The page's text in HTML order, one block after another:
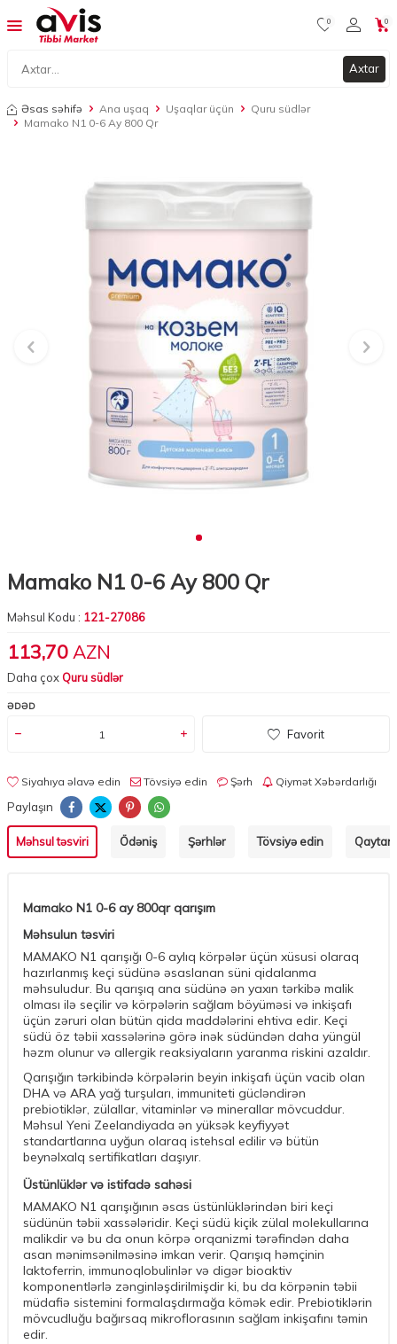
Axtar
0 0
Əsas səhifə Ana uşaq Uşaqlar üçün
Quru südlər
Mamako N1 0-6 Ay 800 Qr
Mamako N1 0-6 Ay 800 Qr
Məhsul Kodu : 121-27086
113,70 AZN
Daha çoxQuru südlər
ƏDƏD
Favorit
Siyahıya əlavə edin Tövsiyə edin Şərh Qiymət Xəbərdarlığı
Paylaşın
Məhsul təsviri Ödəniş Şərhlər Tövsiyə edin
Mamako N1 0-6 ay 800qr qarışım
Məhsulun təsviri
MAMAKO N1 qarışığı 0-6 aylıq körpələr üçün xüsusi olaraq
hazırlanmış keçi südünə əsaslanan süni qidalanma
məhsuludur. Bu qarışıq ana südünə ən yaxın tərkibə malik
olması ilə seçilir və körpələrin sağlam böyüməsi və inkişafı
üçün zəruri olan bütün qida maddələrini ehtiva edir. Keçi
südü öz təbii xassələrinə görə inək südündən daha yüngül
həzm olunur və allergik reaksiyaların yaranma riskini azaldır.
Qarışığın tərkibində körpələrin beyin inkişafı üçün vacib olan
DHA və ARA yağ turşuları, immuniteti gücləndirən
prebiotiklər, zülallar, vitaminlər və minerallar mövcuddur.
Məhsul Yeni Zeelandiyada ən yüksək keyfiyyət
standartlarına uyğun olaraq istehsal edilir və bütün
beynəlxalq sertifikatları daşıyır.
Üstünlüklər və istifadə sahəsi
MAMAKO N1 qarışığının əsas üstünlüklərindən biri keçi
südünün təbii xassələridir. Keçi südü kiçik zülal molekullarına
malikdir və bu da onun körpə orqanizmi tərəfindən daha
asan mənimsənilməsinə imkan verir. Qarışıq həmçinin
laktoferrin, immunoqlobulinlər və digər bioaktiv
komponentlərlə zənginləşdirilmişdir ki, bu da körpənin təbii
müdafiə sistemini formalaşdırmağa kömək edir. Prebiotiklərin
mövcudluğu bağırsaq mikroflorasının sağlam inkişafını təmin
edir.